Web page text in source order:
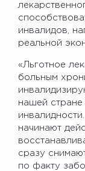
инвалидов,
реальной
«Льготное
больным
нашей
начинают
сразу
по факту